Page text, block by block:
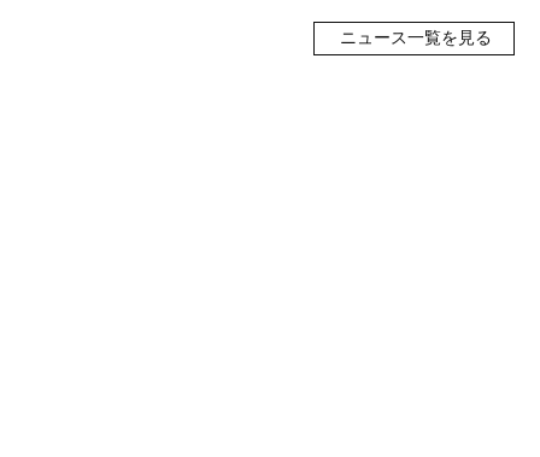
ニュース一覧を見る